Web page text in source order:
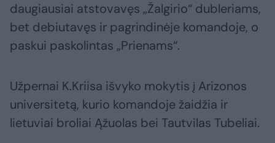
daugiausiai atstovavęs „Žalgirio“ dubleriams,
bet debiutavęs ir pagrindinėje komandoje, o
paskui paskolintas „Prienams“.
Užpernai K.Kriisa išvyko mokytis į Arizonos
universitetą, kurio komandoje žaidžia ir
lietuviai broliai Ąžuolas bei Tautvilas Tubeliai.